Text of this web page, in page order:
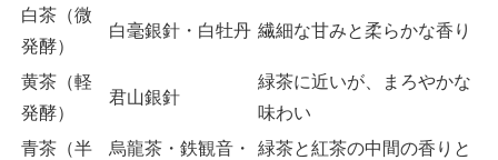
白茶（微
発酵）
白毫銀針・白牡丹 繊細な甘みと柔らかな香り
黄茶（軽
発酵）
君山銀針
緑茶に近いが、まろやかな
味わい
青茶（半
烏龍茶・鉄観音・ 緑茶と紅茶の中間の香りと